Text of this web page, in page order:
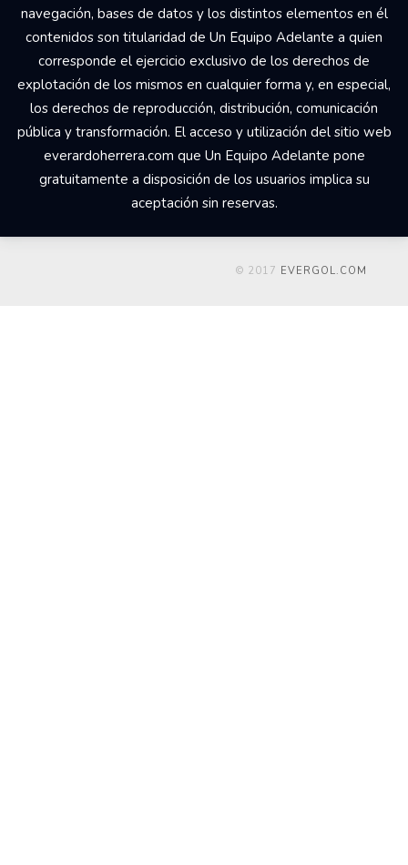
navegación, bases de datos y los distintos elementos en él
contenidos son titularidad de Un Equipo Adelante a quien
corresponde el ejercicio exclusivo de los derechos de
explotación de los mismos en cualquier forma y, en especial,
los derechos de reproducción, distribución, comunicación
pública y transformación. El acceso y utilización del sitio web
everardoherrera.com que Un Equipo Adelante pone
gratuitamente a disposición de los usuarios implica su
aceptación sin reservas.
© 2017 EVERGOL.COM